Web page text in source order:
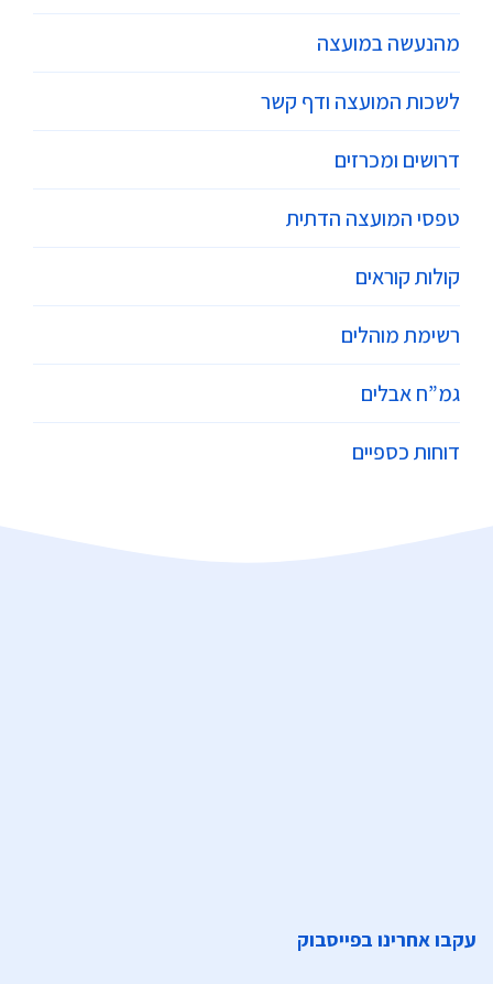
מהנעשה במועצה
לשכות המועצה ודף קשר
דרושים ומכרזים
טפסי המועצה הדתית
קולות קוראים
רשימת מוהלים
גמ”ח אבלים
דוחות כספיים
עקבו אחרינו בפייסבוק